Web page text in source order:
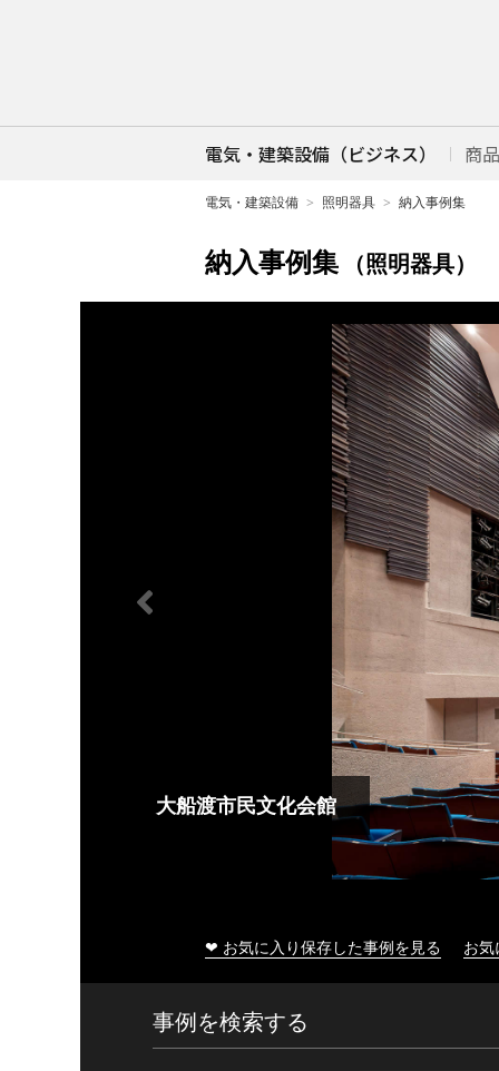
電気・建築設備（ビジネス） 商
電気・建築設備 照明器具 納入事例集
納入事例集 （照明器具）
大船渡市民文化会館
❤ お気に入り保存した事例を見る お
事例を検索する